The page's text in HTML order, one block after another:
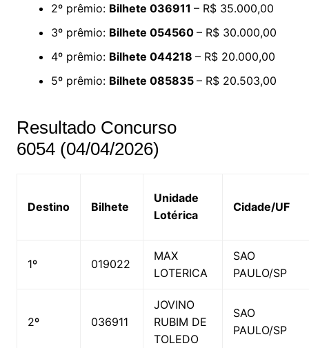
2º prêmio: Bilhete 036911 – R$ 35.000,00
3º prêmio: Bilhete 054560 – R$ 30.000,00
4º prêmio: Bilhete 044218 – R$ 20.000,00
5º prêmio: Bilhete 085835 – R$ 20.503,00
Resultado Concurso
6054 (04/04/2026)
Destino Bilhete
Unidade
Lotérica
Cidade/UF
1º 019022
MAX
LOTERICA
SAO
PAULO/SP
2º 036911
JOVINO
RUBIM DE
TOLEDO
SAO
PAULO/SP